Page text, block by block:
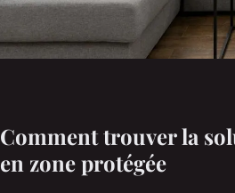
Comment trouver la
en zone protégée